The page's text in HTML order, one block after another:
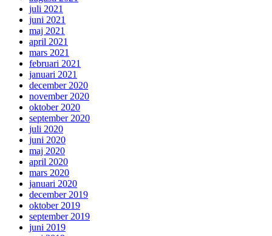
juli 2021
juni 2021
maj 2021
april 2021
mars 2021
februari 2021
januari 2021
december 2020
november 2020
oktober 2020
september 2020
juli 2020
juni 2020
maj 2020
april 2020
mars 2020
januari 2020
december 2019
oktober 2019
september 2019
juni 2019